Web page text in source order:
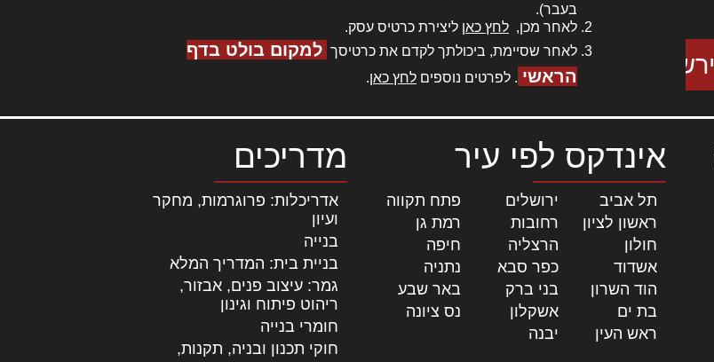
בעבר).
לאחר מכן, לחץ כאן ליצירת כרטיס עסק.
לאחר שסיימת, ביכולתך לקדם את כרטיסך למקום בולט בדף
הראשי . לפרטים נוספים לחץ כאן.
אינדקס לפי עיר
תל אביב ירושלים פתח תקווה
ראשון לציון
רחובות| רמת גן
חולון
הרצליה חיפה
אשדוד
כפר סבא| נתניה
הוד השרון
בני ברק באר שבע
בת ים
אשקלון נס ציונה
ראש העין
יבנה
מדריכים
אדריכלות: פרוגרמות, מחקר
ועיון
בנייה
בניית בית: המדריך המלא
גמר: עיצוב פנים, אבזור,
ריהוט פיתוח וגינון
חומרי בנייה
חוקי תכנון ובניה, תקנות,